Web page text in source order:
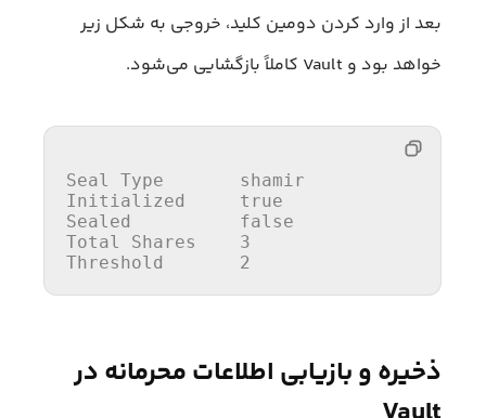
بعد از وارد کردن دومین کلید، خروجی به شکل زیر
خواهد بود و Vault کاملاً بازگشایی می‌شود.
Seal Type
Initialized true
Sealed false
Total Shares 3
Threshold 2
ذخیره و بازیابی اطلاعات محرمانه در